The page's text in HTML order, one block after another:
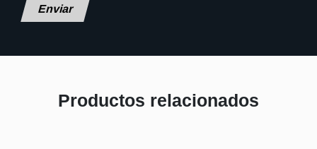
Deja este campo en blanco, por favor.
Productos relacionados